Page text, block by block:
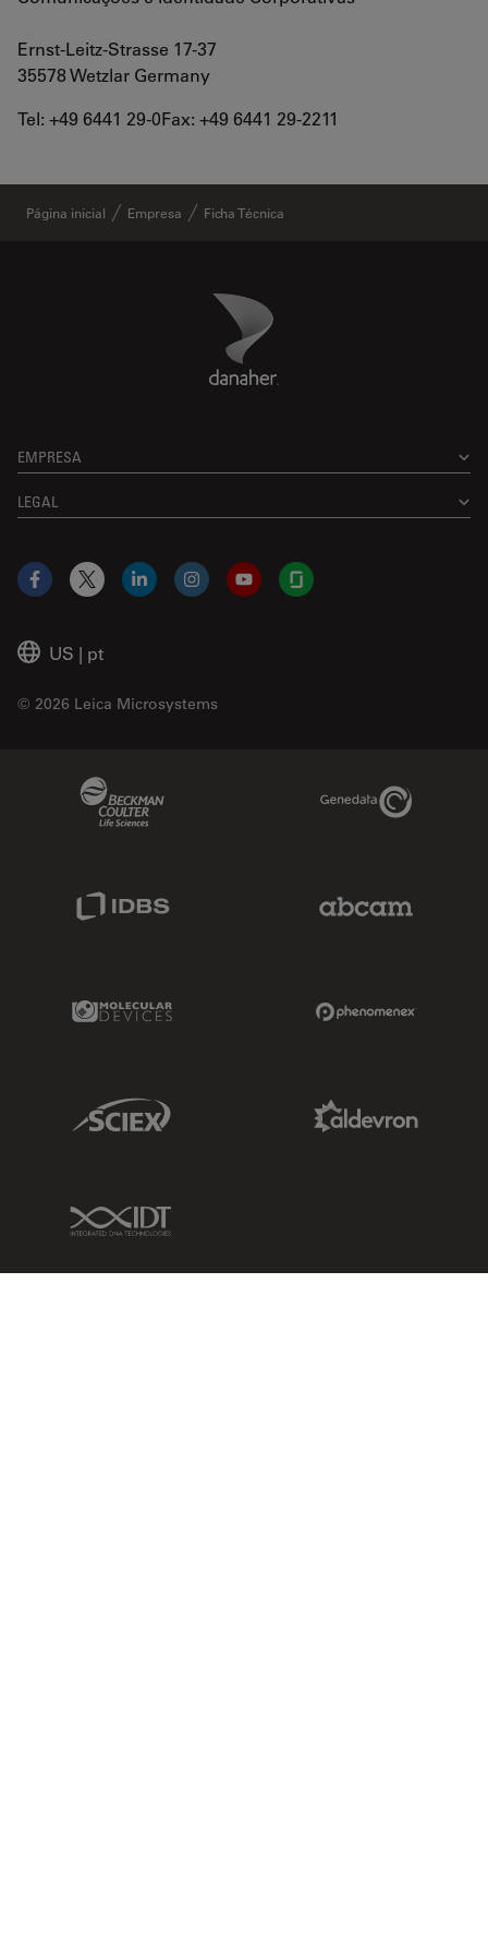
Ernst-Leitz-Strasse 17-37
35578 Wetzlar Germany
Tel: +49 6441 29-0Fax: +49 6441 29-2211
Página inicial Empresa Ficha Técnica
Danaher Logo
EMPRESA
LEGAL
US | pt
© 2026 Leica Microsystems
Facebook
X LinkedInInstagramYouTubeGlassdoor
Genedata Link
Molecular Devices Link
Sciex Link
IDT Link